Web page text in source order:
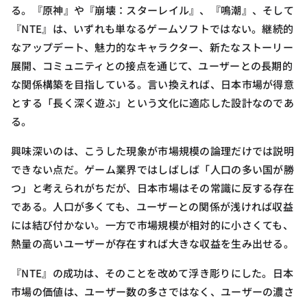
る。『原神』や『崩壊：スターレイル』、『鳴潮』、そして
『NTE』は、いずれも単なるゲームソフトではない。継続的
なアップデート、魅力的なキャラクター、新たなストーリー
展開、コミュニティとの接点を通じて、ユーザーとの長期的
な関係構築を目指している。言い換えれば、日本市場が得意
とする「長く深く遊ぶ」という文化に適応した設計なのであ
る。
興味深いのは、こうした現象が市場規模の論理だけでは説明
できない点だ。ゲーム業界ではしばしば「人口の多い国が勝
つ」と考えられがちだが、日本市場はその常識に反する存在
である。人口が多くても、ユーザーとの関係が浅ければ収益
には結び付かない。一方で市場規模が相対的に小さくても、
熱量の高いユーザーが存在すれば大きな収益を生み出せる。
『NTE』の成功は、そのことを改めて浮き彫りにした。日本
市場の価値は、ユーザー数の多さではなく、ユーザーの濃さ